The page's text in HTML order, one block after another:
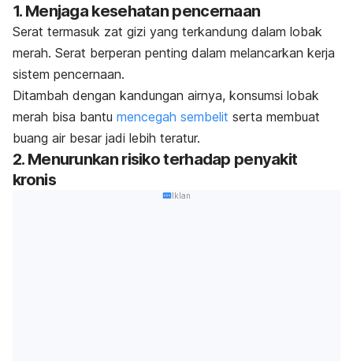
1. Menjaga kesehatan pencernaan
Serat termasuk zat gizi yang terkandung dalam lobak
merah. Serat berperan penting dalam melancarkan kerja
sistem pencernaan.
Ditambah dengan kandungan airnya, konsumsi lobak
merah bisa bantu mencegah sembelit serta membuat
buang air besar jadi lebih teratur.
2. Menurunkan risiko terhadap penyakit
kronis
Iklan